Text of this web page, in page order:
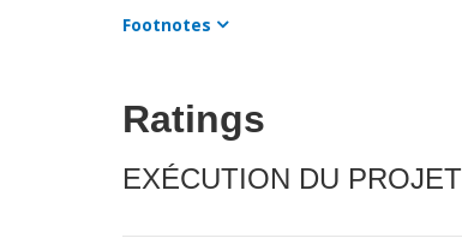
Footnotes
Ratings
EXÉCUTION DU PROJET